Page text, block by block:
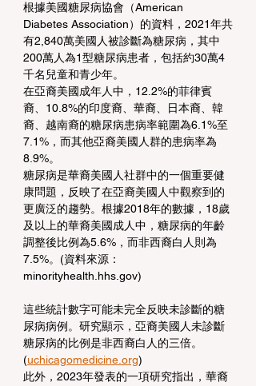
根據美國糖尿病協會（American
Diabetes Association）的資料，2021年共
有2,840萬美國人被診斷為糖尿病，其中
200萬人為1型糖尿病患者，包括約30萬4
千名兒童和青少年。
在亞裔美國成年人中，12.2%的菲律賓
裔、10.8%的印度裔、華裔、日本裔、韓
裔、越南裔的糖尿病患病率範圍為6.1%至
7.1%，而其他亞裔美國人群的患病率為
8.9%。
糖尿病是華裔美國人社群中的一個重要健
康問題，反映了在亞裔美國人中觀察到的
更廣泛的趨勢。根據2018年的數據，18歲
及以上的華裔美國成人中，糖尿病的年齡
調整後比例為5.6%，而非西裔白人則為
7.5%。(資料來源：
minorityhealth.hhs.gov)
這些統計數字可能未完全反映未診斷的糖
尿病病例。研究顯示，亞裔美國人未診斷
糖尿病的比例是非西裔白人的三倍。
(uchicagomedicine.org)
此外，2023年發表的一項研究指出，華裔